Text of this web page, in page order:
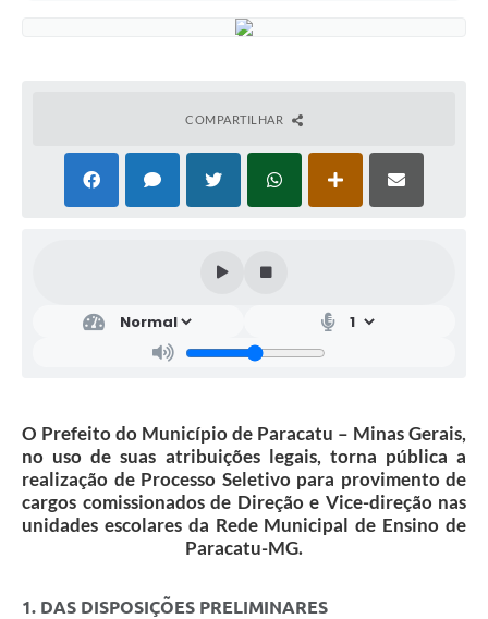
COMPARTILHAR
O Prefeito do Município de Paracatu – Minas Gerais,
no uso de suas atribuições legais, torna pública a
realização de Processo Seletivo para provimento de
cargos comissionados de Direção e Vice-direção nas
unidades escolares da Rede Municipal de Ensino de
Paracatu-MG.
1. DAS DISPOSIÇÕES PRELIMINARES